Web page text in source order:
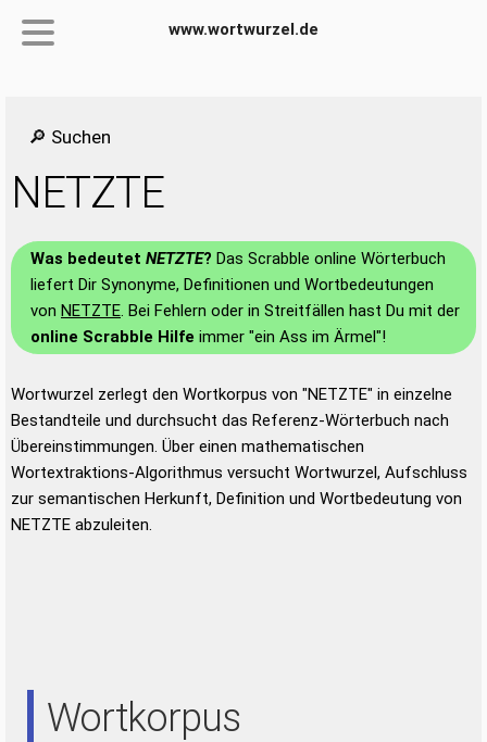
www.wortwurzel.de
🔎 Suchen
NETZTE
Was bedeutet NETZTE? Das Scrabble online Wörterbuch
liefert Dir Synonyme, Definitionen und Wortbedeutungen
von NETZTE. Bei Fehlern oder in Streitfällen hast Du mit der
online Scrabble Hilfe immer "ein Ass im Ärmel"!
Wortwurzel zerlegt den Wortkorpus von "NETZTE" in einzelne
Bestandteile und durchsucht das Referenz-Wörterbuch nach
Übereinstimmungen. Über einen mathematischen
Wortextraktions-Algorithmus versucht Wortwurzel, Aufschluss
zur semantischen Herkunft, Definition und Wortbedeutung von
NETZTE abzuleiten.
Wortkorpus